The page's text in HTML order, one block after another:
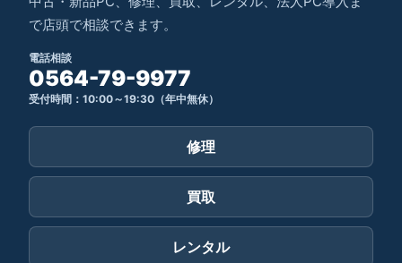
で店頭で相談できます。
電話相談
0564-79-9977
受付時間：10:00～19:30（年中無休）
修理
買取
レンタル